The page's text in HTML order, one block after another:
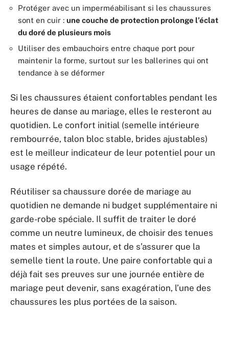
Protéger avec un imperméabilisant si les chaussures
sont en cuir : une couche de protection prolonge l’éclat
du doré de plusieurs mois
Utiliser des embauchoirs entre chaque port pour
maintenir la forme, surtout sur les ballerines qui ont
tendance à se déformer
Si les chaussures étaient confortables pendant les
heures de danse au mariage, elles le resteront au
quotidien. Le confort initial (semelle intérieure
rembourrée, talon bloc stable, brides ajustables)
est le meilleur indicateur de leur potentiel pour un
usage répété.
Réutiliser sa chaussure dorée de mariage au
quotidien ne demande ni budget supplémentaire ni
garde-robe spéciale. Il suffit de traiter le doré
comme un neutre lumineux, de choisir des tenues
mates et simples autour, et de s’assurer que la
semelle tient la route. Une paire confortable qui a
déjà fait ses preuves sur une journée entière de
mariage peut devenir, sans exagération, l’une des
chaussures les plus portées de la saison.